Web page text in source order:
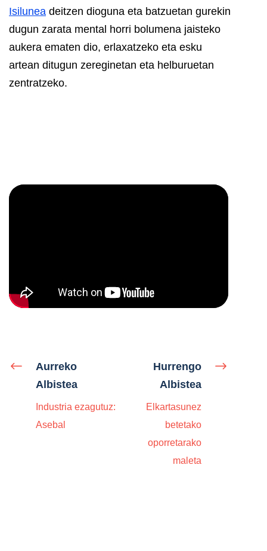
Isilunea deitzen dioguna eta batzuetan gurekin
dugun zarata mental horri bolumena jaisteko
aukera ematen dio, erlaxatzeko eta esku
artean ditugun zereginetan eta helburuetan
zentratzeko.
Aurreko
Albistea
Industria ezagutuz:
Asebal
Hurrengo
Albistea
Elkartasunez
betetako
oporretarako
maleta